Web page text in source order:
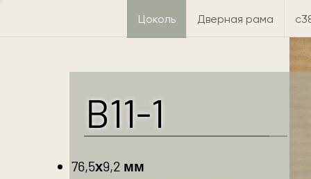
Цоколь Дверная рама
B11-1
76,5х9,2 мм